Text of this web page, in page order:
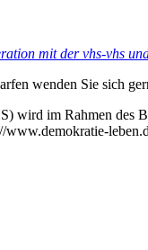
mit der vhs-vhs
wenden Sie sich
wird im Rahmen des